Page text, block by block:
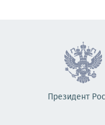
Президент